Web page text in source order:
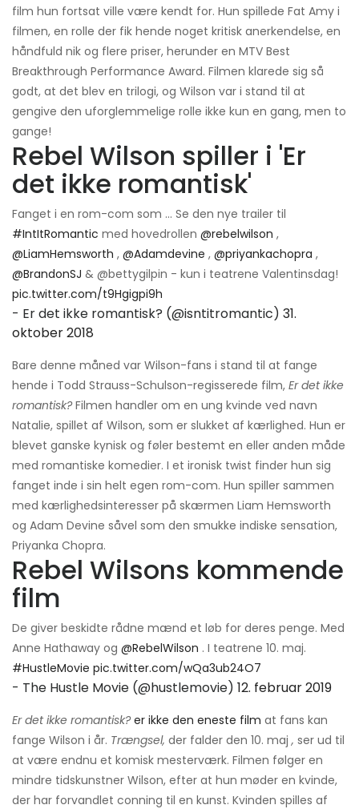
film hun fortsat ville være kendt for. Hun spillede Fat Amy i
filmen, en rolle der fik hende noget kritisk anerkendelse, en
håndfuld nik og flere priser, herunder en MTV Best
Breakthrough Performance Award. Filmen klarede sig så
godt, at det blev en trilogi, og Wilson var i stand til at
gengive den uforglemmelige rolle ikke kun en gang, men to
gange!
Rebel Wilson spiller i 'Er
det ikke romantisk'
Fanget i en rom-com som ... Se den nye trailer til
#IntItRomantic med hovedrollen @rebelwilson ,
@LiamHemsworth , @Adamdevine , @priyankachopra ,
@BrandonSJ & @bettygilpin - kun i teatrene Valentinsdag!
pic.twitter.com/t9Hgigpi9h
- Er det ikke romantisk? (@isntitromantic) 31.
oktober 2018
Bare denne måned var Wilson-fans i stand til at fange
hende i Todd Strauss-Schulson-regisserede film, Er det ikke
romantisk?Filmen handler om en ung kvinde ved navn
Natalie, spillet af Wilson, som er slukket af kærlighed. Hun er
blevet ganske kynisk og føler bestemt en eller anden måde
med romantiske komedier. I et ironisk twist finder hun sig
fanget inde i sin helt egen rom-com. Hun spiller sammen
med kærlighedsinteresser på skærmen Liam Hemsworth
og Adam Devine såvel som den smukke indiske sensation,
Priyanka Chopra.
Rebel Wilsons kommende
film
De giver beskidte rådne mænd et løb for deres penge. Med
Anne Hathaway og @RebelWilson . I teatrene 10. maj.
#HustleMovie pic.twitter.com/wQa3ub24O7
- The Hustle Movie (@hustlemovie) 12. februar 2019
Er det ikke romantisk? er ikke den eneste film at fans kan
fange Wilson i år. Trængsel, der falder den 10. maj , ser ud til
at være endnu et komisk mesterværk. Filmen følger en
mindre tidskunstner Wilson, efter at hun møder en kvinde,
der har forvandlet conning til en kunst. Kvinden spilles af